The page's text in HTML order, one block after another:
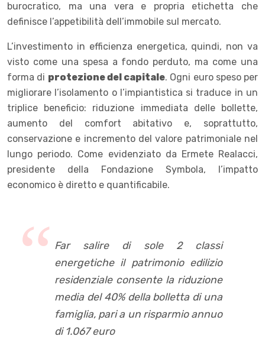
burocratico, ma una vera e propria etichetta che
definisce l’appetibilità dell’immobile sul mercato.
L’investimento in efficienza energetica, quindi, non va
visto come una spesa a fondo perduto, ma come una
forma di protezione del capitale. Ogni euro speso per
migliorare l’isolamento o l’impiantistica si traduce in un
triplice beneficio: riduzione immediata delle bollette,
aumento del comfort abitativo e, soprattutto,
conservazione e incremento del valore patrimoniale nel
lungo periodo. Come evidenziato da Ermete Realacci,
presidente della Fondazione Symbola, l’impatto
economico è diretto e quantificabile.
Far salire di sole 2 classi
energetiche il patrimonio edilizio
residenziale consente la riduzione
media del 40% della bolletta di una
famiglia, pari a un risparmio annuo
di 1.067 euro